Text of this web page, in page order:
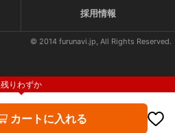
残りわずか
カートに入れる
採用情報
© 2014 furunavi.jp, All Rights Reserved.